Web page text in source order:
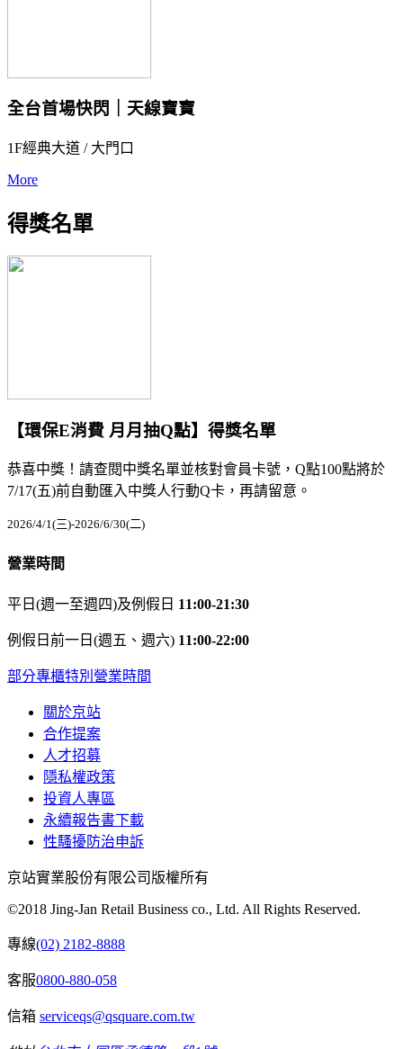
全台首場快閃｜天線寶寶
1F經典大道 / 大門口
More
得獎名單
【環保E消費 月月抽Q點】得獎名單
恭喜中獎！請查閱中獎名單並核對會員卡號，Q點100點將於
7/17(五)前自動匯入中獎人行動Q卡，再請留意。
2026/4/1(三)-2026/6/30(二)
營業時間
平日(週一至週四)及例假日 11:00-21:30
例假日前一日(週五、週六) 11:00-22:00
部分專櫃特別營業時間
關於京站
合作提案
人才招募
隱私權政策
投資人專區
永續報告書下載
性騷擾防治申訴
京站實業股份有限公司版權所有
©2018 Jing-Jan Retail Business co., Ltd. All Rights Reserved.
專線(02) 2182-8888
客服0800-880-058
信箱 serviceqs@qsquare.com.tw